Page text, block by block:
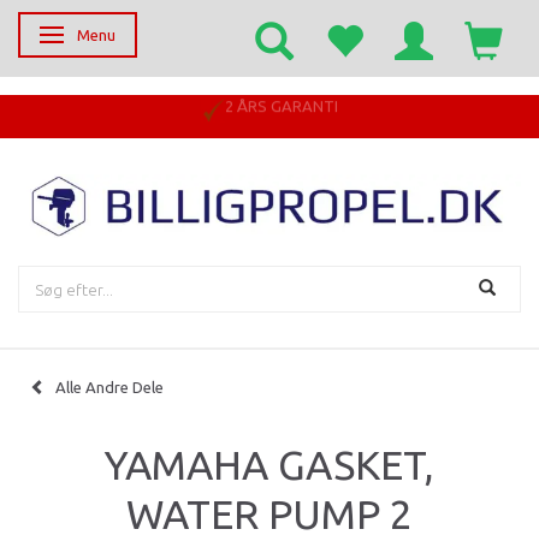
Skifte navigation
Menu
2 ÅRS GARANTI
Alle Andre Dele
YAMAHA GASKET,
WATER PUMP 2